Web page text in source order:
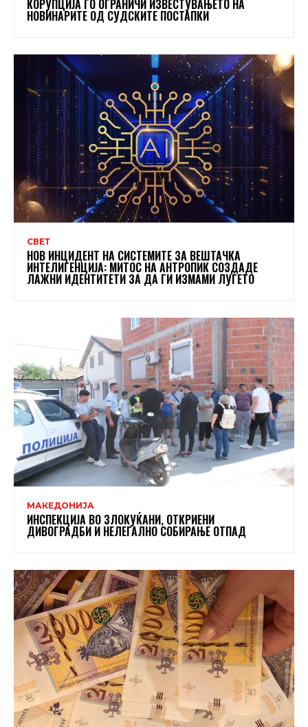
КОРУПЦИЈА ГО ОГРАНИЧИ ИЗВЕСТУВАЊЕТО НА
НОВИНАРИТЕ ОД СУДСКИТЕ ПОСТАПКИ
СВЕТ
НОВ ИНЦИДЕНТ НА СИСТЕМИТЕ ЗА ВЕШТАЧКА
ИНТЕЛИГЕНЦИЈА: МИТОС НА АНТРОПИК СОЗДАДЕ
ЛАЖНИ ИДЕНТИТЕТИ ЗА ДА ГИ ИЗМАМИ ЛУЃЕТО
МАКЕДОНИЈА
ИНСПЕКЦИЈА ВО ЗЛОКУЌАНИ, ОТКРИЕНИ
ДИВОГРАДБИ И НЕЛЕГАЛНО СОБИРАЊЕ ОТПАД